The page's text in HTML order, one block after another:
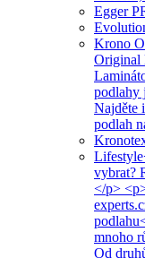
Egger
Krono
Original
podlahy
Najděte
podlah
Lifestyle
vybrat?
</p>
mnoho
Od